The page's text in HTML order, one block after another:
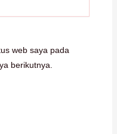
web saya pada
berikutnya.